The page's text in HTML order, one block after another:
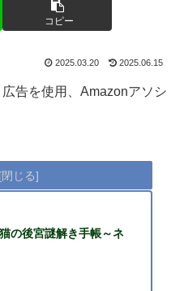
コピー
2025.03.20 2025.06.15
告を使用、Amazonアソシ
の後宮謎解き手帳～ネ